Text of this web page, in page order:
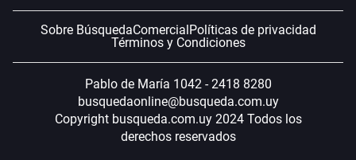
Sobre BúsquedaComercial Políticas de privacidad
Términos y Condiciones
Pablo de María 1042 - 2418 8280
busquedaonline@busqueda.com.uy
Copyright busqueda.com.uy 2024 Todos los
derechos reservados